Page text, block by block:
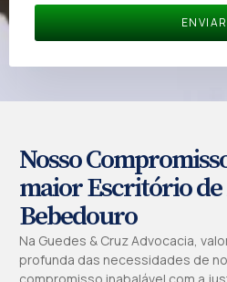
ENVIAR
Nosso
maior Escritório de
Bebedouro
Na Guedes & Cruz Advocacia,
profunda das necessidades de